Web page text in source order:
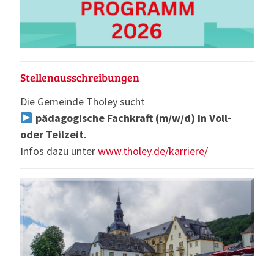
Stellenausschreibungen
Die Gemeinde Tholey sucht
pädagogische Fachkraft (m/w/d) in Voll-
oder Teilzeit.
Infos dazu unterwww.tholey.de/karriere/